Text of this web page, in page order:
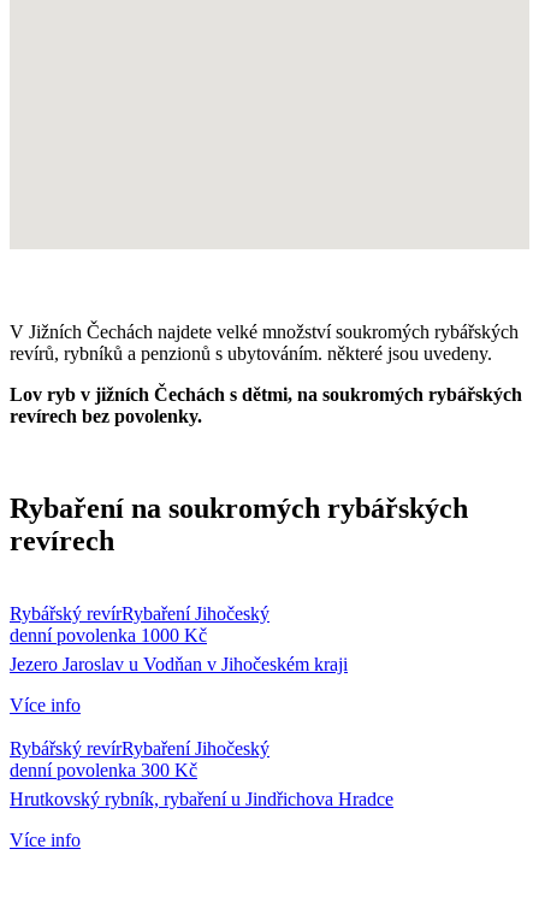
V Jižních Čechách najdete velké množství soukromých rybářských
revírů, rybníků a penzionů s ubytováním. některé jsou uvedeny.
Lov ryb v jižních Čechách s dětmi, na soukromých rybářských
revírech bez povolenky.
Rybaření na soukromých rybářských
revírech
Rybářský revírRybaření Jihočeský
denní povolenka 1000 Kč
Jezero Jaroslav u Vodňan v Jihočeském kraji
Více info
Rybářský revírRybaření Jihočeský
denní povolenka 300 Kč
Hrutkovský rybník, rybaření u Jindřichova Hradce
Více info